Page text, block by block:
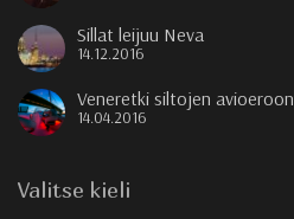
Sillat leijuu Neva
14.12.2016
Veneretki siltojen avioeroon
14.04.2016
Valitse kieli